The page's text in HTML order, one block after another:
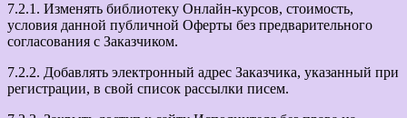
7.2.1. Изменять библиотеку Онлайн-курсов, стоимость,
условия данной публичной Оферты без предварительного
согласования с Заказчиком.
7.2.2. Добавлять электронный адрес Заказчика, указанный при
регистрации, в свой список рассылки писем.